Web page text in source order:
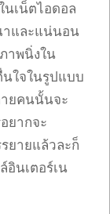
นเน็ตไอดอล
าและแน่นอน
าพนิ่งใน
ใจในรูปแบบ
ยคนนั้นจะ
ยากจะ
ยายแล้วละก็
อินเตอร์เน